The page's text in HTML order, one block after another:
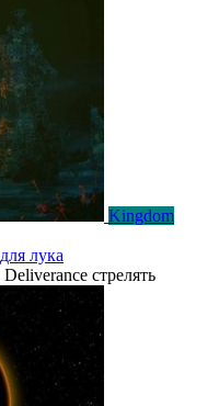
Kingdom
лука
стрелять